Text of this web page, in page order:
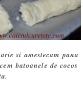
si amestecam pana
batoanele de cocos